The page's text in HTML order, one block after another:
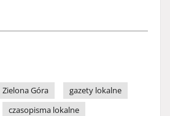
Zielona Góra
gazety lokalne
czasopisma lokalne